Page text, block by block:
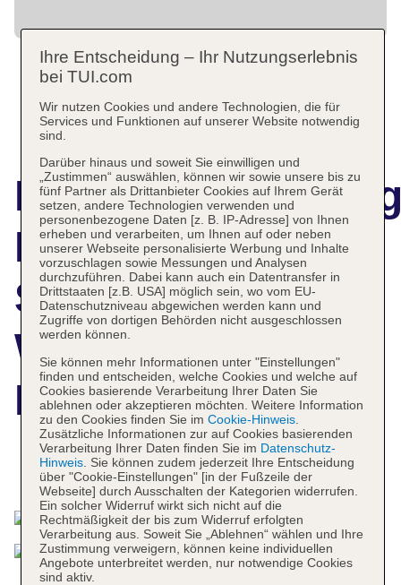
Ramada Hotel &
Suites by
Wyndham Izmir
Kemalpasa
Das bietet Ihre Unterkunft
Ihre Entscheidung – Ihr Nutzungserlebnis
bei TUI.com
Wir nutzen Cookies und andere Technologien, die für
Services und Funktionen auf unserer Website notwendig
sind.
Darüber hinaus und soweit Sie einwilligen und
„Zustimmen“ auswählen, können wir sowie unsere bis zu
fünf Partner als Drittanbieter Cookies auf Ihrem Gerät
setzen, andere Technologien verwenden und
personenbezogene Daten [z. B. IP-Adresse] von Ihnen
erheben und verarbeiten, um Ihnen auf oder neben
unserer Webseite personalisierte Werbung und Inhalte
vorzuschlagen sowie Messungen und Analysen
durchzuführen. Dabei kann auch ein Datentransfer in
Drittstaaten [z.B. USA] möglich sein, wo vom EU-
Datenschutzniveau abgewichen werden kann und
Zugriffe von dortigen Behörden nicht ausgeschlossen
werden können.
Sie können mehr Informationen unter "Einstellungen"
finden und entscheiden, welche Cookies und welche auf
Cookies basierende Verarbeitung Ihrer Daten Sie
ablehnen oder akzeptieren möchten. Weitere Information
zu den Cookies finden Sie im Cookie-Hinweis.
Zusätzliche Informationen zur auf Cookies basierenden
Verarbeitung Ihrer Daten finden Sie im Datenschutz-
Hinweis. Sie können zudem jederzeit Ihre Entscheidung
über "Cookie-Einstellungen" [in der Fußzeile der
Webseite] durch Ausschalten der Kategorien widerrufen.
Ein solcher Widerruf wirkt sich nicht auf die
Rechtmäßigkeit der bis zum Widerruf erfolgten
Verarbeitung aus. Soweit Sie „Ablehnen“ wählen und Ihre
Zustimmung verweigern, können keine individuellen
Angebote unterbreitet werden, nur notwendige Cookies
sind aktiv.